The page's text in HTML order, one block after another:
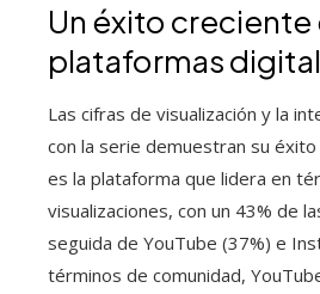
Un éxito creciente
plataformas
Las cifras de visualización y la
con la serie demuestran su
es la plataforma que lidera en
visualizaciones, con un 43% de
seguida de YouTube (37%) e
términos de comunidad,